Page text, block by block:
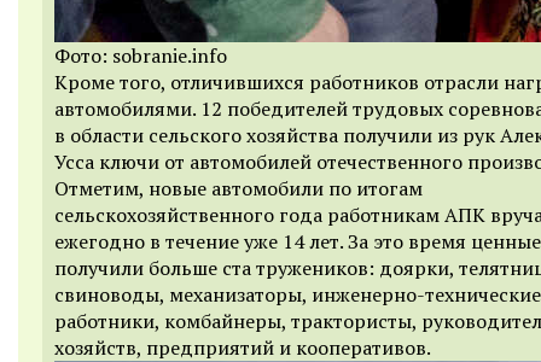
Фото: sobranie.info
Кроме того, отличившихся работников отрасли
автомобилями. 12 победителей трудовых
в области сельского хозяйства получили из рук
Усса ключи от автомобилей отечественного
Отметим, новые автомобили по итогам
сельскохозяйственного года работникам АПК
ежегодно в течение уже 14 лет. За это время
получили больше ста тружеников: доярки,
свиноводы, механизаторы, инженерно-технические
работники, комбайнеры, трактористы,
хозяйств, предприятий и кооперативов.